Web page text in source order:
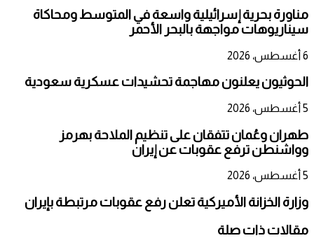
مناورة بحرية إسرائيلية واسعة في المتوسط ومحاكاة
سيناريوهات مواجهة بالبحر الأحمر
6 أغسطس، 2026
الحوثيون يعلنون مهاجمة تحشيدات عسكرية سعودية
5 أغسطس، 2026
طهران وعُمان تتفقان على تنظيم الملاحة بهرمز
وواشنطن ترفع عقوبات عن إيران
5 أغسطس، 2026
وزارة الخزانة الأميركية تعلن رفع عقوبات مرتبطة بإيران
مقالات ذات صلة